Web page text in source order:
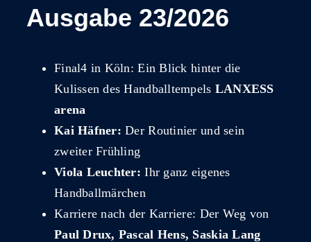
Ausgabe 23/2026
Final4 in Köln: Ein Blick hinter die
Kulissen des Handballtempels LANXESS
arena
Kai Häfner: Der Routinier und sein
zweiter Frühling
Viola Leuchter: Ihr ganz eigenes
Handballmärchen
Karriere nach der Karriere: Der Weg von
Paul Drux, Pascal Hens, Saskia Lang